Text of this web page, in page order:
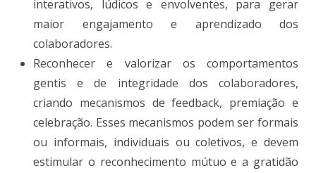
interativos, lúdicos e envolventes, para gerar
maior engajamento e aprendizado dos
colaboradores.
Reconhecer e valorizar os comportamentos
gentis e de integridade dos colaboradores,
criando mecanismos de feedback, premiação e
celebração. Esses mecanismos podem ser formais
ou informais, individuais ou coletivos, e devem
estimular o reconhecimento mútuo e a gratidão